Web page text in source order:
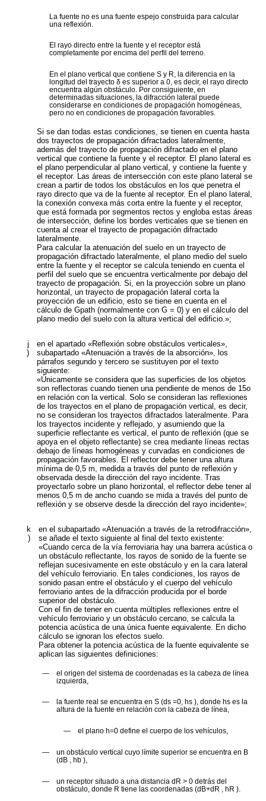
La fuente no es una fuente espejo construida para calcular
una reflexión.
El rayo directo entre la fuente y el receptor está
completamente por encima del perfil del terreno.
En el plano vertical que contiene S y R, la diferencia en la
longitud del trayecto δ es superior a 0, es decir, el rayo directo
encuentra algún obstáculo. Por consiguiente, en
determinadas situaciones, la difracción lateral puede
considerarse en condiciones de propagación homogéneas,
pero no en condiciones de propagación favorables.
Si se dan todas estas condiciones, se tienen en cuenta hasta
dos trayectos de propagación difractados lateralmente,
además del trayecto de propagación difractado en el plano
vertical que contiene la fuente y el receptor. El plano lateral es
el plano perpendicular al plano vertical, y contiene la fuente y
el receptor. Las áreas de intersección con este plano lateral se
crean a partir de todos los obstáculos en los que penetra el
rayo directo que va de la fuente al receptor. En el plano lateral,
la conexión convexa más corta entre la fuente y el receptor,
que está formada por segmentos rectos y engloba estas áreas
de intersección, define los bordes verticales que se tienen en
cuenta al crear el trayecto de propagación difractado
lateralmente.
Para calcular la atenuación del suelo en un trayecto de
propagación difractado lateralmente, el plano medio del suelo
entre la fuente y el receptor se calcula teniendo en cuenta el
perfil del suelo que se encuentra verticalmente por debajo del
trayecto de propagación. Si, en la proyección sobre un plano
horizontal, un trayecto de propagación lateral corta la
proyección de un edificio, esto se tiene en cuenta en el
cálculo de Gpath (normalmente con G= 0) y en el cálculo del
plano medio del suelo con la altura vertical del edificio.»;
j
)
en el apartado «Reflexión sobre obstáculos verticales»,
subapartado «Atenuación a través de la absorción», los
párrafos segundo y tercero se sustituyen por el texto
siguiente:
«Únicamente se considera que las superficies de los objetos
son reflectoras cuando tienen una pendiente de menos de 15o
en relación con la vertical. Solo se consideran las reflexiones
de los trayectos en el plano de propagación vertical, es decir,
no se consideran los trayectos difractados lateralmente. Para
los trayectos incidente y reflejado, y asumiendo que la
superficie reflectante es vertical, el punto de reflexión (que se
apoya en el objeto reflectante) se crea mediante líneas rectas
debajo de líneas homogéneas y curvadas en condiciones de
propagación favorables. El reflector debe tener una altura
mínima de 0,5 m, medida a través del punto de reflexión y
observada desde la dirección del rayo incidente. Tras
proyectarlo sobre un plano horizontal, el reflector debe tener al
menos 0,5 m de ancho cuando se mida a través del punto de
reflexión y se observe desde la dirección del rayo incidente»;
k
)
en el subapartado «Atenuación a través de la retrodifracción»,
se añade el texto siguiente al final del texto existente:
«Cuando cerca de la vía ferroviaria hay una barrera acústica o
un obstáculo reflectante, los rayos de sonido de la fuente se
reflejan sucesivamente en este obstáculo y en la cara lateral
del vehículo ferroviario. En tales condiciones, los rayos de
sonido pasan entre el obstáculo y el cuerpo del vehículo
ferroviario antes de la difracción producida por el borde
superior del obstáculo.
Con el fin de tener en cuenta múltiples reflexiones entre el
vehículo ferroviario y un obstáculo cercano, se calcula la
potencia acústica de una única fuente equivalente. En dicho
cálculo se ignoran los efectos suelo.
Para obtener la potencia acústica de la fuente equivalente se
aplican las siguientes definiciones:
—
el origen del sistema de coordenadas es la cabeza de línea
izquierda,
— la fuente real se encuentra en S (ds =0, hs ), donde hs es la
altura de la fuente en relación con la cabeza de línea,
— el plano h=0 define el cuerpo de los vehículos,
—
un obstáculo vertical cuyo límite superior se encuentra en B
(d B hb ),
— un receptor situado a una distancia d R > 0 detrás del
obstáculo, donde R tiene las coordenadas (d B+d R h R ).